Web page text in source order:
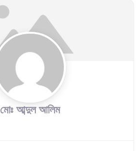
মোঃ আব্দুল আলিম